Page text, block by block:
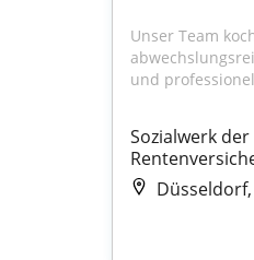
Unser Team
und
Sozialwerk